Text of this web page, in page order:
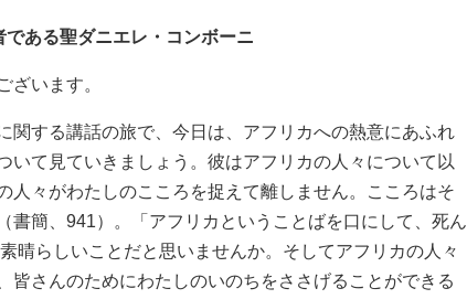
ある聖ダニエレ・コンボーニ
ざいます。
する講話の旅で、今日は、アフリカへの熱意にあふれ
いて見ていきましょう。彼はアフリカの人々について以
人々がわたしのこころを捉えて離しません。こころはそ
書簡、941）。「アフリカということばを口にして、死ん
晴らしいことだと思いませんか。そしてアフリカの人々
皆さんのためにわたしのいのちをささげることができる